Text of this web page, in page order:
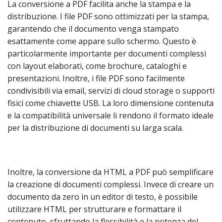
La conversione a PDF facilita anche la stampa e la
distribuzione. I file PDF sono ottimizzati per la stampa,
garantendo che il documento venga stampato
esattamente come appare sullo schermo. Questo è
particolarmente importante per documenti complessi
con layout elaborati, come brochure, cataloghi e
presentazioni. Inoltre, i file PDF sono facilmente
condivisibili via email, servizi di cloud storage o supporti
fisici come chiavette USB. La loro dimensione contenuta
e la compatibilità universale li rendono il formato ideale
per la distribuzione di documenti su larga scala.
Inoltre, la conversione da HTML a PDF può semplificare
la creazione di documenti complessi. Invece di creare un
documento da zero in un editor di testo, è possibile
utilizzare HTML per strutturare e formattare il